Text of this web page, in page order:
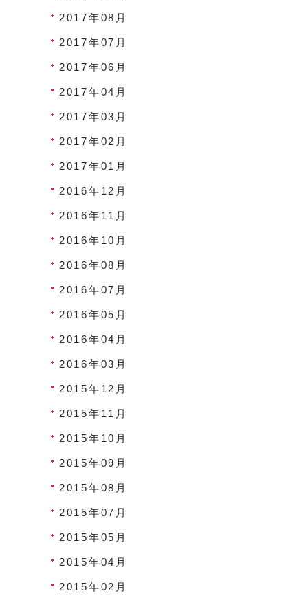
2017年08月
2017年07月
2017年06月
2017年04月
2017年03月
2017年02月
2017年01月
2016年12月
2016年11月
2016年10月
2016年08月
2016年07月
2016年05月
2016年04月
2016年03月
2015年12月
2015年11月
2015年10月
2015年09月
2015年08月
2015年07月
2015年05月
2015年04月
2015年02月